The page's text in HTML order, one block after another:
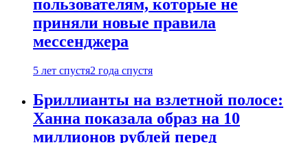
пользователям, которые не
приняли новые правила
мессенджера
5 лет спустя2 года спустя
Бриллианты на взлетной полосе:
Ханна показала образ на 10
миллионов рублей перед